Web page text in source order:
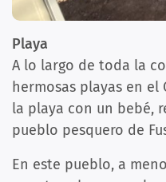
Playa
A lo largo de toda la
hermosas playas en el
la playa con un bebé,
pueblo pesquero de
En este pueblo, a